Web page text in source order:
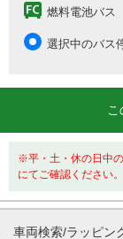
燃料電池バス
選択中のバス
※平・土・休の日中
にてご確認ください。
車両検索/ラッピン